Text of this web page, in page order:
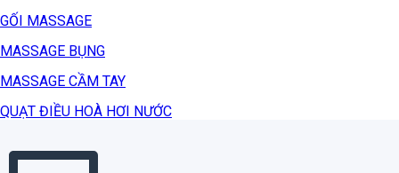
GỐI MASSAGE
MASSAGE BỤNG
MASSAGE CẦM TAY
QUẠT ĐIỀU HOÀ HƠI NƯỚC